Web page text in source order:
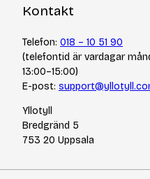
Kontakt
Telefon: 018 – 10 51 90
(telefontid är vardagar
13:00–15:00)
E-post:
Yllotyll
Bredgränd 5
753 20 Uppsala